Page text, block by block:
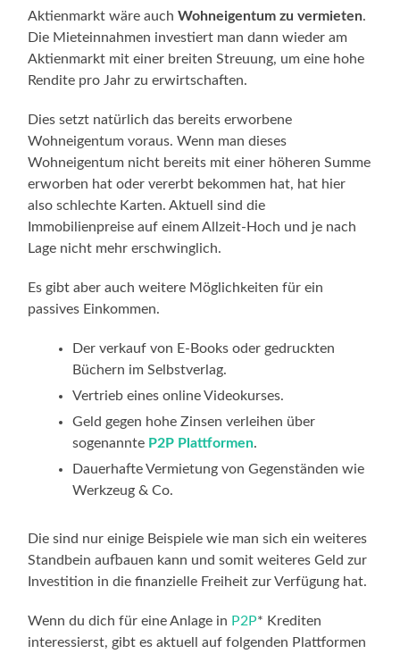
Aktienmarkt wäre auchWohneigentum zu vermieten.
Die Mieteinnahmen investiert man dann wieder am
Aktienmarkt mit einer breiten Streuung, um eine hohe
Rendite pro Jahr zu erwirtschaften.
Dies setzt natürlich das bereits erworbene
Wohneigentum voraus. Wenn man dieses
Wohneigentum nicht bereits mit einer höheren Summe
erworben hat oder vererbt bekommen hat, hat hier
also schlechte Karten. Aktuell sind die
Immobilienpreise auf einem Allzeit-Hoch und je nach
Lage nicht mehr erschwinglich.
Es gibt aber auch weitere Möglichkeiten für ein
passives Einkommen.
Der verkauf von E-Books oder gedruckten
Büchern im Selbstverlag.
Vertrieb eines online Videokurses.
Geld gegen hohe Zinsen verleihen über
sogenannte P2P Plattformen.
Dauerhafte Vermietung von Gegenständen wie
Werkzeug & Co.
Die sind nur einige Beispiele wie man sich ein weiteres
Standbein aufbauen kann und somit weiteres Geld zur
Investition in die finanzielle Freiheit zur Verfügung hat.
Wenn du dich für eine Anlage in P2P* Krediten
interessierst, gibt es aktuell auf folgenden Plattformen